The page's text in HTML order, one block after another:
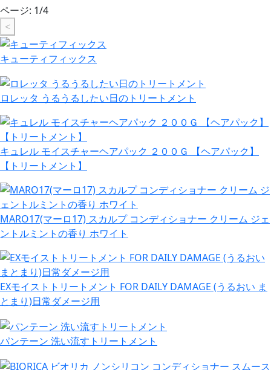
ページ: 1/4
<
キューティフィックス
ロレッタ うるうるしたい日のトリートメント
キュレル モイスチャーヘアパック ２００Ｇ 【ヘアパック】
【トリートメント】
MARO17(マーロ17) スカルプ コンディショナー クリーム ジェ
ントルミントの香り ホワイト
EXモイストトリートメント FOR DAILY DAMAGE (うるおい ま
とまり)日常ダメージ用
パンテーン 洗い流すトリートメント